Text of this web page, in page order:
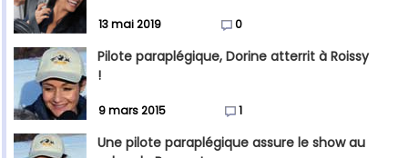
13 mai 2019 0
Pilote paraplégique, Dorine atterrit à Roissy
!
9 mars 2015 1
Une pilote paraplégique assure le show au